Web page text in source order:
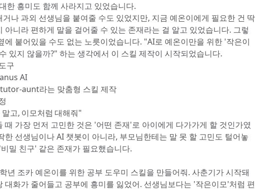
한 흥미도 함께 사라지고 있었습니다.
거나 과외 선생님을 붙여줄 수도 있었지만, 지금 예온이에게 필요한 건 딱
아니라 편하게 말을 걸어줄 수 있는 존재라는 걸 알고 있었습니다. 그렇
에 붙어있을 수도 없는 노릇이었습니다. "AI로 예온이만을 위한 '작은이
있지 않을까?" 하는 생각에서 이 스킬 제작이 시작되었습니다.
구
AI
tutor-aunt라는 맞춤형 스킬 제작
말고, 이모처럼 대해줘"
때 가장 먼저 고민한 것은 '어떤 존재'로 아이에게 다가가게 할 것인가였
한 선생님이나 AI 챗봇이 아니라, 부모님한테는 말 못 할 고민도 털어놓
밀 친구' 같은 존재가 필요했습니다.
년 조카 예온이를 위한 공부 도우미 스킬을 만들어줘. 사춘기가 시작돼
대화가 줄어들고 공부에 흥미를 잃었어. 선생님보다는 '작은이모'처럼 편